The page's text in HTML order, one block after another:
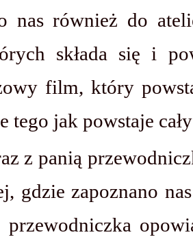
nas również do
składa się i
film, który
tego jak powstaje
z panią
gdzie zapoznano